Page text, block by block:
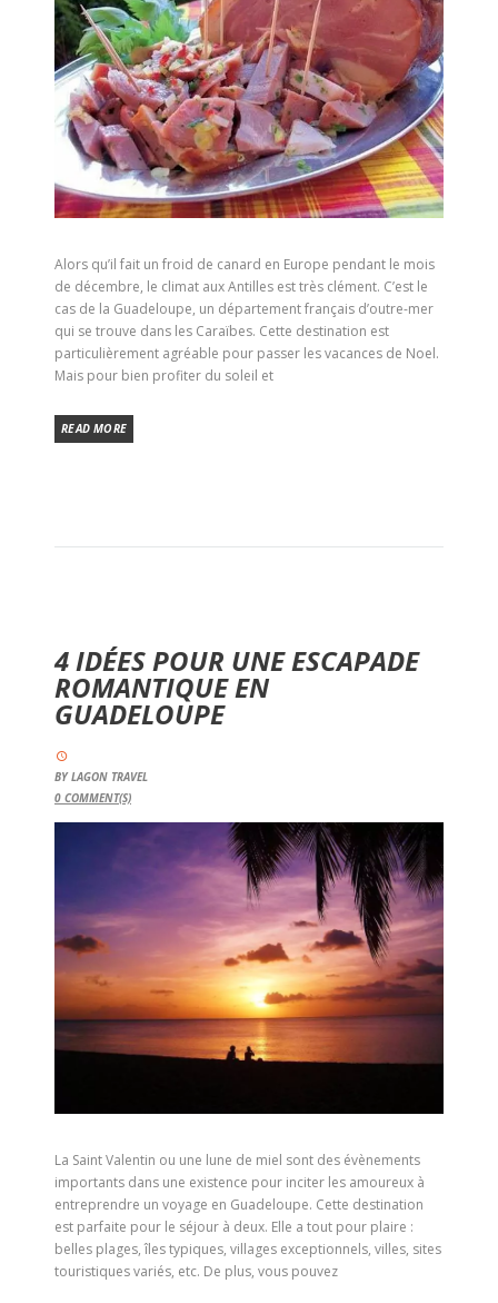
Alors qu’il fait un froid de canard en Europe pendant le mois
de décembre, le climat aux Antilles est très clément. C’est le
cas de la Guadeloupe, un département français d’outre-mer
qui se trouve dans les Caraïbes. Cette destination est
particulièrement agréable pour passer les vacances de Noel.
Mais pour bien profiter du soleil et
READ MORE
4 IDÉES POUR UNE ESCAPADE
ROMANTIQUE EN
GUADELOUPE
BYLAGON TRAVEL
0 COMMENT(S)
La Saint Valentin ou une lune de miel sont des évènements
importants dans une existence pour inciter les amoureux à
entreprendre un voyage en Guadeloupe. Cette destination
est parfaite pour le séjour à deux. Elle a tout pour plaire :
belles plages, îles typiques, villages exceptionnels, villes, sites
touristiques variés, etc. De plus, vous pouvez